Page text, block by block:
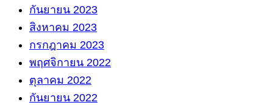
กันยายน 2023
สิงหาคม 2023
กรกฎาคม 2023
พฤศจิกายน 2022
ตุลาคม 2022
กันยายน 2022